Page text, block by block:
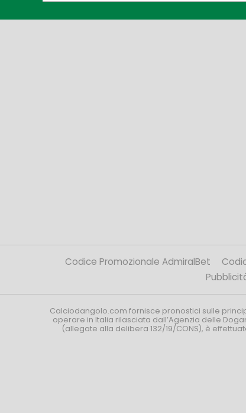
Codice Promozionale AdmiralBet
Calciodangolo.com fornisce pronostici sulle
operare in Italia rilasciata dall’Agenzia delle
(allegate alla delibera 132/19/CONS), è